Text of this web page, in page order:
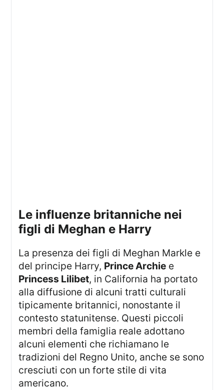
le influenze britanniche nei
figli di Meghan e Harry
La presenza dei figli di Meghan Markle e
del principe Harry, Prince Archie e
Princess Lilibet, in California ha portato
alla diffusione di alcuni tratti culturali
tipicamente britannici, nonostante il
contesto statunitense. Questi piccoli
membri della famiglia reale adottano
alcuni elementi che richiamano le
tradizioni del Regno Unito, anche se sono
cresciuti con un forte stile di vita
americano.